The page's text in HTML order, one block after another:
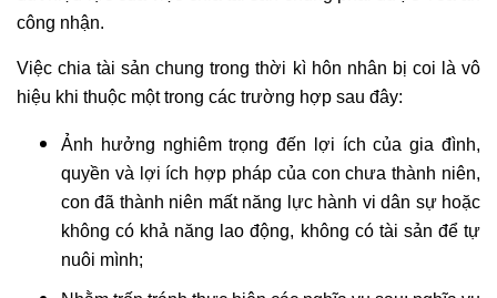
công nhận.
Việc chia tài sản chung trong thời kì hôn nhân bị coi là vô
hiệu khi thuộc một trong các trường hợp sau đây:
Ảnh hưởng nghiêm trọng đến lợi ích của gia đình,
quyền và lợi ích hợp pháp của con chưa thành niên,
con đã thành niên mất năng lực hành vi dân sự hoặc
không có khả năng lao động, không có tài sản để tự
nuôi mình;